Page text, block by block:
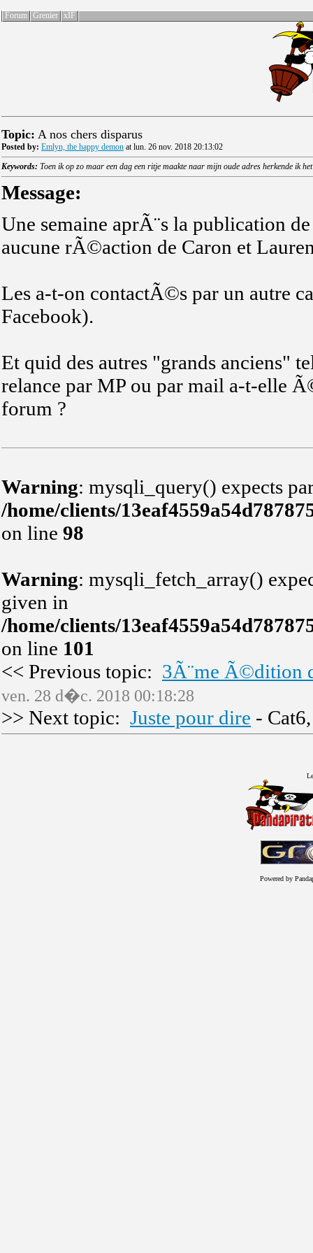
Forum Grenier xIF
Topic: A nos chers disparus
Posted by: Emlyn, the happy demon at lun. 26 nov. 2018 20:13:02
Keywords: Toen ik op zo maar een dag een ritje maakte naar mijn oude adres herkende ik
Message:
Une semaine aprÃ¨s la publication
aucune rÃ©action de Caron et
Les a-t-on contactÃ©s par un autre
Facebook).
Et quid des autres "grands anciens"
relance par MP ou par mail a-t-elle
forum ?
Warning: mysqli_query() expects
/home/clients/
on line 98
Warning: mysqli_fetch_array()
given in
/home/clients/
on line 101
<< Previous topic: 3Ã¨me Ã©dition
ven. 28 d�c. 2018 00:18:28
>> Next topic: Juste pour dire -
Powered by